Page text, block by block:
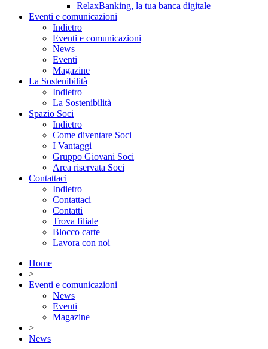
RelaxBanking, la tua banca digitale
Eventi e comunicazioni
Indietro
Eventi e comunicazioni
News
Eventi
Magazine
La Sostenibilità
Indietro
La Sostenibilità
Spazio Soci
Indietro
Come diventare Soci
I Vantaggi
Gruppo Giovani Soci
Area riservata Soci
Contattaci
Indietro
Contattaci
Contatti
Trova filiale
Blocco carte
Lavora con noi
Home
>
Eventi e comunicazioni
News
Eventi
Magazine
>
News